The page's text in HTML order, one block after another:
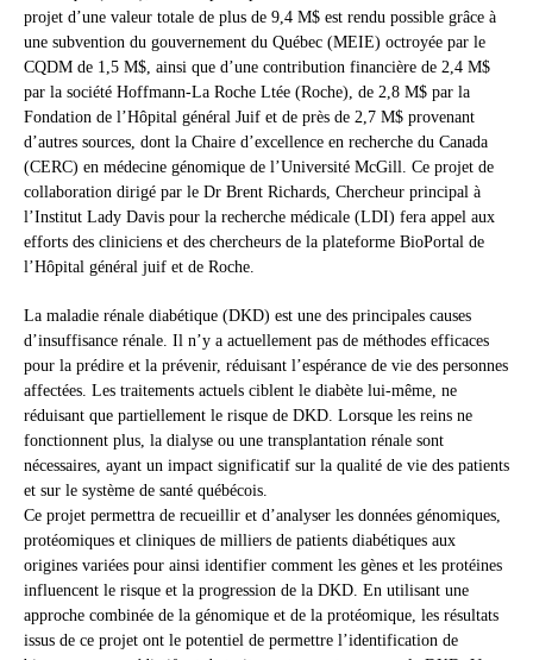
projet d’une valeur totale de plus de 9,4 M$ est rendu possible grâce à
une subvention du gouvernement du Québec (MEIE) octroyée par le
CQDM de 1,5 M$, ainsi que d’une contribution financière de 2,4 M$
par la société Hoffmann-La Roche Ltée (Roche), de 2,8 M$ par la
Fondation de l’Hôpital général Juif et de près de 2,7 M$ provenant
d’autres sources, dont la Chaire d’excellence en recherche du Canada
(CERC) en médecine génomique de l’Université McGill. Ce projet de
collaboration dirigé par le Dr Brent Richards, Chercheur principal à
l’Institut Lady Davis pour la recherche médicale (LDI) fera appel aux
efforts des cliniciens et des chercheurs de la plateforme BioPortal de
l’Hôpital général juif et de Roche.
La maladie rénale diabétique (DKD) est une des principales causes
d’insuffisance rénale. Il n’y a actuellement pas de méthodes efficaces
pour la prédire et la prévenir, réduisant l’espérance de vie des personnes
affectées. Les traitements actuels ciblent le diabète lui-même, ne
réduisant que partiellement le risque de DKD. Lorsque les reins ne
fonctionnent plus, la dialyse ou une transplantation rénale sont
nécessaires, ayant un impact significatif sur la qualité de vie des patients
et sur le système de santé québécois.
Ce projet permettra de recueillir et d’analyser les données génomiques,
protéomiques et cliniques de milliers de patients diabétiques aux
origines variées pour ainsi identifier comment les gènes et les protéines
influencent le risque et la progression de la DKD. En utilisant une
approche combinée de la génomique et de la protéomique, les résultats
issus de ce projet ont le potentiel de permettre l’identification de